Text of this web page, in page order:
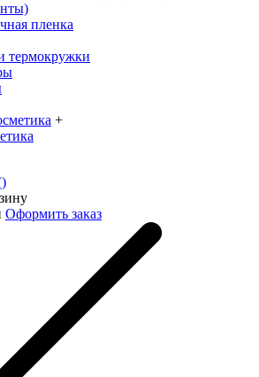
пленка
термокружки
+
)
Оформить заказ